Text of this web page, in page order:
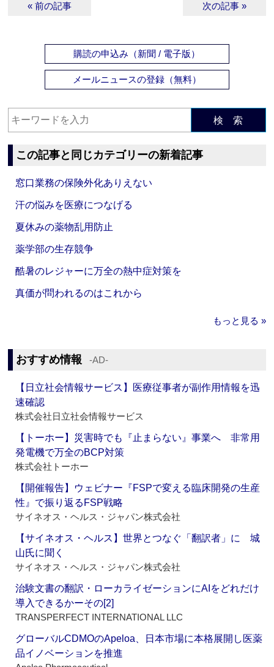
« 前の記事 次の記事 »
購読の申込み（新聞 / 電子版）
メールニュースの登録（無料）
検 索
この記事と同じカテゴリーの新着記事
窓口業務の保険外化ありえない
汗の悩みを医療につなげる
夏休みの薬物乱用防止
薬学部の生存競争
酷暑のレジャーに万全の熱中症対策を
真価が問われるのはこれから
もっと見る »
おすすめ情報 ‐AD‐
【日立社会情報サービス】医療従事者が副作用情報を迅
速確認
株式会社日立社会情報サービス
【トーホー】災害時でも『止まらない』事業へ 非常用
発電機で万全のBCP対策
株式会社トーホー
【開催報告】ウェビナー『FSPで変える臨床開発の生産
性』で振り返るFSP戦略
サイネオス・ヘルス・ジャパン株式会社
【サイネオス・ヘルス】世界とつなぐ「翻訳者」に 城
山氏に聞く
サイネオス・ヘルス・ジャパン株式会社
治験文書の翻訳・ローカライゼーションにAIをどれだけ
導入できるかーその[2]
TRANSPERFECT INTERNATIONAL LLC
グローバルCDMOのApeloa、日本市場に本格展開し医薬
品イノベーションを推進